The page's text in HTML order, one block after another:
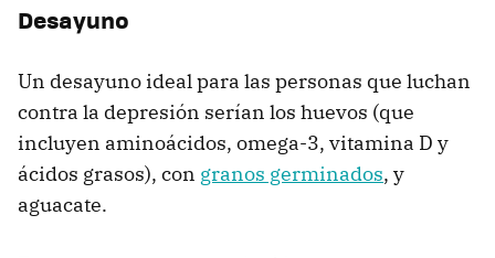
Desayuno
Un desayuno ideal para las personas que luchan
contra la depresión serían los huevos (que
incluyen aminoácidos, omega-3, vitamina D y
ácidos grasos), con granos germinados, y
aguacate.